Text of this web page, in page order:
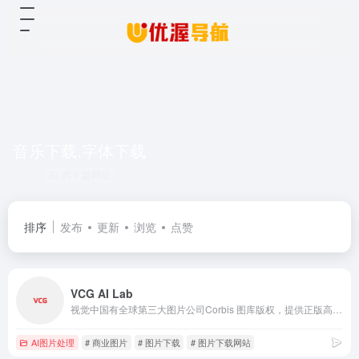
排序 发布 更新 浏览 点赞
VCG AI Lab
AI图片处理 # 商业图片 # 图片下载 # 图片下载网站